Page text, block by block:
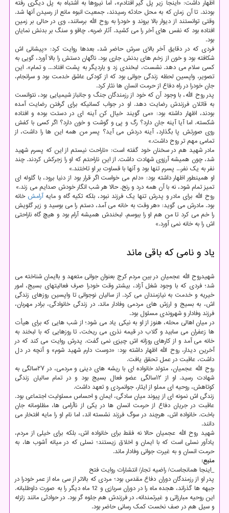
اظهار داشت: «اینجا زیر پل گیر افتادم»، اما نیروها به اشتباه به پل دیگری رفته
بودند. تا آن زمان که به محل حادثه رسیدند، جمعیت انبوه مانع از رسیدن آنها شد.
وقتی توانستند از دیوار بالا بروند و خودرا به روح الله برسانند، وی در حالی بر زمین
افتاده بود که نفس های آخر را می کشید. آثار ضربه، چاقو و سنگ بر بدنش نمایان
بود.
فردی که در دقایق آخر بالای سرش حاضر شد، بعدها روایت کرد: «پیشانی اش
شکافته بود و خون از زخم های بدنش جاری بود. ناگهان دستش را بالا آورد، گویی به
کسی سلام می دهد. نشست، لبخندی زد و باردیگر به پشت افتاد... و تمام». این
تصویر، واپسین لحظه زندگی جوانی بود که از کودکی عاشق خدمت بود و سرانجام،
جان خودرا در راه دفاع از حرمت انسان ها نثار کرد.
پدر روح الله، با وجود آن که خود از رزمندگان جنگ و جانباز شیمیایی بود، نتوانست
به قاتلان فرزندش رضایت دهد. او در جواب کسانیکه برای گرفتن رضایت آمده
بودند، اظهار داشته بود: «می گویند خیال کن آینه ای در دستت بوده و افتاده
شکسته. اما آیا آینه جان دارد؟ رگ و پی و گوشت و خون دارد؟ اگر کسی با کفش
روی صورتش پا بگذارد، آینه دردش می آید؟ پسر من همه این ها را داشت، از
تمامی مهم تر روح داشت.»
مادر شهید هم در سخنان خود گفته است: «ناراحت نیستم از این که پسرم شهید
شد، چون همیشه آرزوی شهادت داشت. از این ناراحتم که او را زجرکش کردند. چند
نفر به یک نفر... پسرم تنها بود و آنها با قساوت بر او تاختند.»
او همینطور اظهار داشته بود: «دلم می خواست اگر قرار بود از دنیا برود، با گلوله ای
تمیز تمام شود، نه با آن همه درد و رنج. حالا هر شب انگار خودش صدایم می زند.»
روح الله برای مادر و پدرش تنها یک فرزند نبود، بلکه تکیه گاه و مایهآرامش خانه
بود. مادرش می گوید: «هر وقت به خانه می آمد، دستم را می بوسید و زیر گلویش
را خم می کرد تا من هم او را ببوسم. لبخندش همیشه آرام بود و هیچ گاه ناراحتی
اش را به خانه نمی آورد.»
یاد و نامی که باقی ماند
شهیدروح الله عجمیان در بین مردم کرج بعنوان جوانی متعهد و باایمان شناخته می
شد؛ فردی که با وجود شغل آزاد، بیشتر وقت خودرا صرف فعالیتهای بسیج، امور
خیریه و خدمت به نیازمندان می کرد. از سالیان نوجوانی تا واپسین روزهای زندگی
اش، به بسیج و ارزش های مردمی وفادار ماند. در زندگی خانوادگی، برادر مهربان،
فرزند وفادار و شهروندی مسئول بود.
در میان اهالی محله، هنوز از او به نیکی یاد می شود؛ از شب هایی که برای هیأت
ها زعفران می سابید و گلاب در قیمه نذری می ریخت، تا روزهایی که با لبخند به
خانه می آمد و از کارهای روزانه اش چیزی نمی گفت. پدرش روایت می کند که در
آخرین دیدار، روح الله اظهار داشته بود: «دوست دارم شهید شوم» و آنچه در دل
داشت، عاقبت در عمل تحقق یافت.
روح الله عجمیان، متولد خانواده ای با ریشه های دینی و مردمی، در ۲۷سالگی به
شهادت رسید. او از ۱۲سالگی عضو فعال بسیج بود و در تمام سالیان زندگی
کوتاهش، روحیه ای مملو از ایثار، جوانمردی و تعهد داشت.
زندگی اش نمونه ای از پیوند میان سادگی، ایمان و احساس مسئولیت اجتماعی بود.
عاقبت در جریان دفاع از حرمت انسان ها در یکی از ناآرامی ها، مظلومانه جان
باخت. خانواده اش، هرچند در سوگ فرزند نشسته اند، اما نام او را مایه افتخار می
دانند.
شهید روح الله عجمیان حالا نه فقط برای خانواده اش، بلکه برای خیلی از مردم،
یادآور نسلی است که با ایمان و اخلاق زیستند؛ نسلی که در میانه آشوب ها، به
حرمت انسان و به غیرت جوانی وفادار ماند.
منبع:
_اینجا همانجاست/ راضیه تجار/ انتشارات روایت فتح
پدر او از رزمندگان دوران دفاع مقدس بود؛ مردی که بالاتر از سی ماه از عمر خودرا در
جبهه ها گذراند، هجده ماه را در دوران سربازی و 12 ماه دیگر را به صورت داوطلبانه.
این روحیه مبارزاتی و غیرتمندانه، در فرزندش هم جلوه گر بود. در حوادثی مانند زلزله
و سیل هم در صف نخست کمک رسانی حاضر بود.